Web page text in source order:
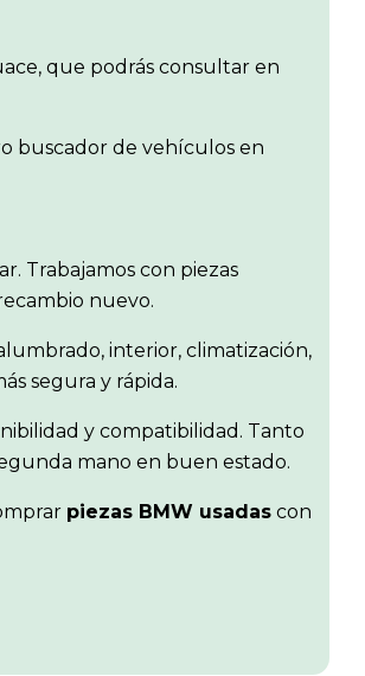
que podrás consultar en
buscador de vehículos en
Trabajamos con piezas
nuevo.
interior, climatización,
segura y rápida.
y compatibilidad. Tanto
mano en buen estado.
piezas BMW usadas con